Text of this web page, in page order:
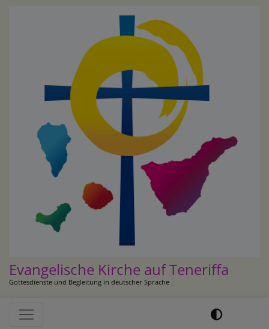
Evangelische Kirche auf Teneriffa
Gottesdienste und Begleitung in deutscher Sprache
Hauptnavigation